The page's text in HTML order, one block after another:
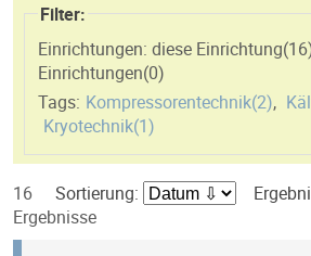
Filter:
Einrichtungen: diese Einrichtung(16
Einrichtungen(0)
Tags: Kompressorentechnik(2),
Kryotechnik(1)
Sortierung:
16
Ergebnisse